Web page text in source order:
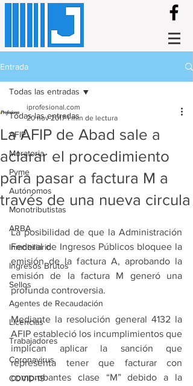
Entrada
Todas las entradas
AFIP
Moratoria
Pyme
Autónomos
Monotributistas
ARBA
Inmobiliario
Ingresos Brutos
Sellos
Agentes de Recaudación
Licencias
Trabajadores
Coronavirus
COVID-19
Todas las entradas
La AFIP de Abad sale a
aclarar el procedimiento
para pasar a factura M a
través de una nueva circula
iprofesional.com
20 nov 2017 1 min de lectura
La posibilidad de que la Administración
Federal de Ingresos Públicos bloquee la
emisión de la factura A, aprobando la
emisión de la factura M generó una
profunda controversia.
Mediante la resolución general 4132 la
AFIP estableció los incumplimientos que
implican aplicar la sanción que
representa tener que facturar con
comprobantes clase “M” debido a la